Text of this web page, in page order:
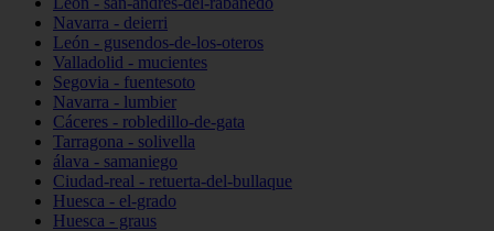
Navarra - deierri
León - gusendos-de-los-oteros
Valladolid - mucientes
Segovia - fuentesoto
Navarra - lumbier
Cáceres - robledillo-de-gata
Tarragona - solivella
álava - samaniego
Ciudad-real - retuerta-del-bullaque
Huesca - el-grado
Huesca - graus